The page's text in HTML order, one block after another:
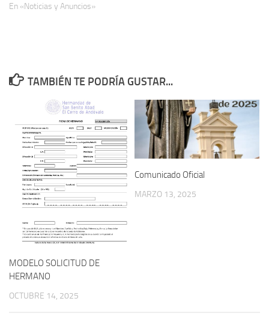
En «Noticias y Anuncios»
TAMBIÉN TE PODRÍA GUSTAR...
MODELO SOLICITUD DE
HERMANO
OCTUBRE 14, 2025
Comunicado Oficial
MARZO 13, 2025